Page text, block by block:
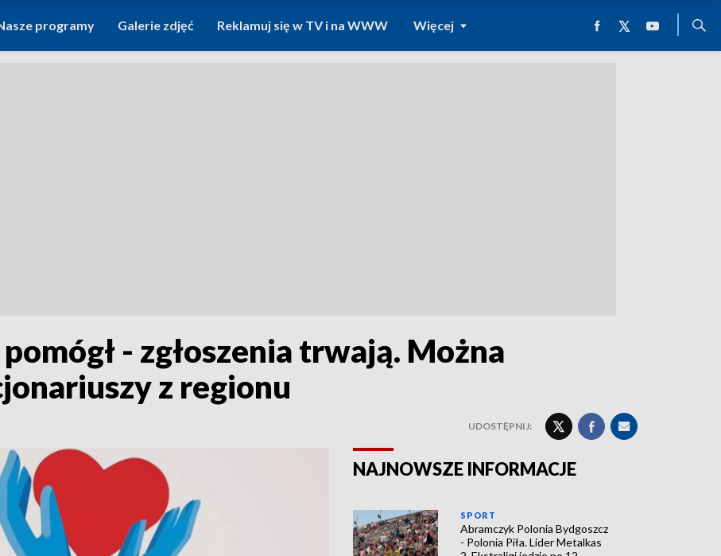
programy Galerie zdjęć Reklamuj się w TV i na WWW Więcej
- zgłoszenia trwają. Można
z regionu
UDOSTĘPNIJ:
NAJNOWSZE INFORMACJE
SPORT
Abramczyk Polonia Bydgoszcz
- Polonia Piła. Lider Metalkas